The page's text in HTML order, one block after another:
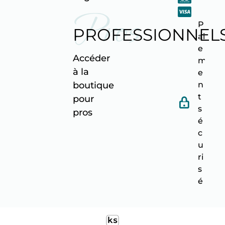
Pros
Accéder
à la
boutique
pour
pros
P
ai
e
m
e
n
t
s
é
c
u
ri
s
é